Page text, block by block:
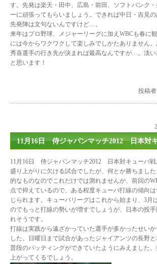
す。先発は楽天・田中、広島・前田、ソフトバンク
ーに頑張ってもらいましょう。できれば中日・吉見
先発陣は文句ないんですけど…。
来年はプロ野球、メジャーリーグに加えWBCも春に
には今からワクワクして楽しみでしかたありません
秀喜選手の行き先が決まれば最高なんですが…。淡
と思います！
投稿者
11月16日 侍ジャパンマッチ2012 日本対
11月16日 侍ジャパンマッチ2012 日本対キューバ戦
盛り上がりに欠ける試合でしたが、何とか勝ちまし
的なものなのでこれだけでは測れませんが、前回の
点で抑えているので、ある程度キューバ打線の傾向
じられます。キューバリーグはこれから始まり、3月
のでもっと打線の勢いが増すでしょうが、日本の投手
れそうです。
打線は実践から遠ざかっていた選手が多かったせい
した。日曜日まで試合があったジャイアンツの長野
普段のバッティングができていたようにみえました
上がってくるでしょう。